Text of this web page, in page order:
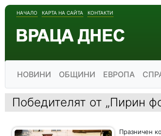
НАЧАЛО КАРТА НА САЙТА КОНТАКТИ
НОВИНИ ОБЩИНИ ЕВРОПА
Победителят от „Пирин
Празничен